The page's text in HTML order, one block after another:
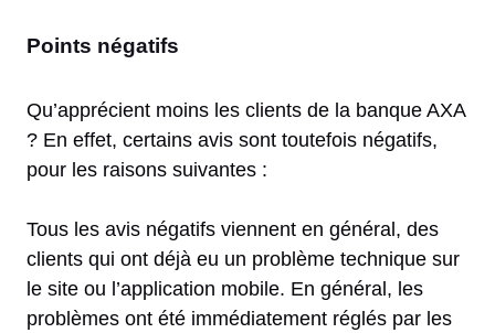
Points négatifs
Qu’apprécient moins les clients de la banque AXA
? En effet, certains avis sont toutefois négatifs,
pour les raisons suivantes :
Tous les avis négatifs viennent en général, des
clients qui ont déjà eu un problème technique sur
le site ou l’application mobile. En général, les
problèmes ont été immédiatement réglés par les